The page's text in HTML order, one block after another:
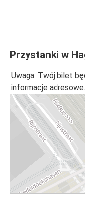
Przystanki w
Uwaga: Twój bilet
informacje adresowe.